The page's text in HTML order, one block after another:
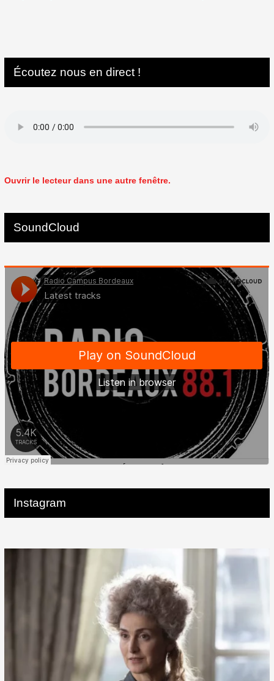
Écoutez nous en direct !
Ouvrir le lecteur dans une autre fenêtre.
SoundCloud
Instagram